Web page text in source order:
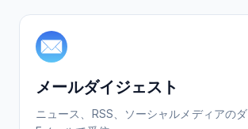
メールダイジェスト
ニュース、RSS、ソーシャルメディアの